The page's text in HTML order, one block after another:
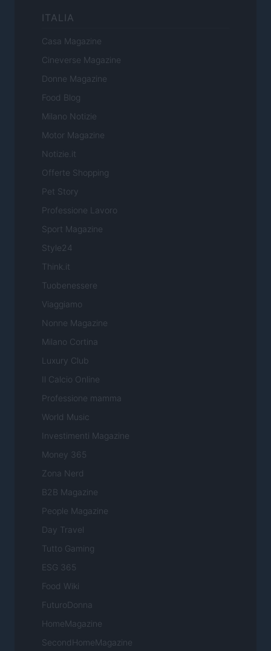
ITALIA
Casa Magazine
Cineverse Magazine
Donne Magazine
Food Blog
Milano Notizie
Motor Magazine
Notizie.it
Offerte Shopping
Pet Story
Professione Lavoro
Sport Magazine
Style24
Think.it
Tuobenessere
Viaggiamo
Nonne Magazine
Milano Cortina
Luxury Club
Il Calcio Online
Professione mamma
World Music
Investimenti Magazine
Money 365
Zona Nerd
B2B Magazine
People Magazine
Day Travel
Tutto Gaming
ESG 365
Food Wiki
FuturoDonna
HomeMagazine
SecondHomeMagazine